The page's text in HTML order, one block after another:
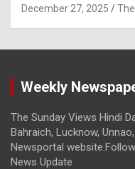
December 27, 2025
Weekly
The Sunday Views Hindi
Bahraich, Lucknow,
Newsportal
News Update